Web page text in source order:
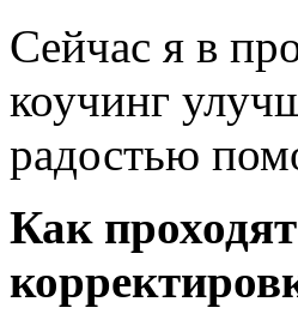
Сейчас я в
коучинг
радостью
Как